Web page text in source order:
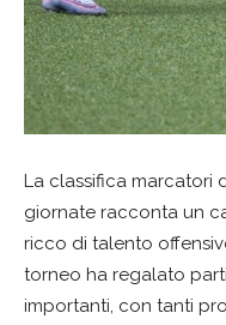
La classifica marcatori
giornate racconta un
ricco di talento
torneo ha regalato
importanti, con tanti